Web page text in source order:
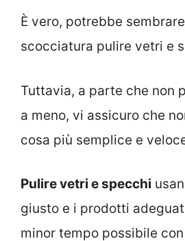
È vero, potrebbe sembrare
scocciatura pulire vetri e
Tuttavia, a parte che non
a meno, vi assicuro che
cosa più semplice e
Pulire vetri e specchi
giusto e i prodotti
minor tempo possibile